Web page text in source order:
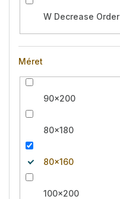
W Decrease Order
Méret
90x200
80x180
80x160
100x200